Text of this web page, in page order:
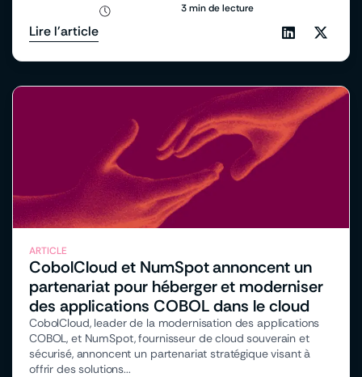
3 min de lecture
Lire l'article
ARTICLE
CobolCloud et NumSpot annoncent un
partenariat pour héberger et moderniser
des applications COBOL dans le cloud
CobolCloud, leader de la modernisation des applications
COBOL, et NumSpot, fournisseur de cloud souverain et
sécurisé, annoncent un partenariat stratégique visant à
offrir des solutions...